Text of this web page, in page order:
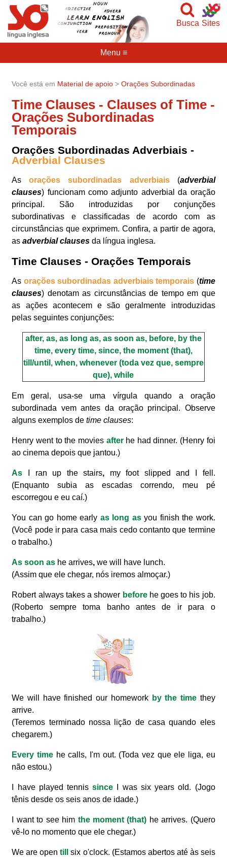
Sites
Busca
Você está em Material de apoio >Orações Subordinadas
Time Clauses - Clauses of Time -
Orações Subordinadas
Temporais
Orações Subordinadas Adverbiais -
Adverbial Clauses
Asorações subordinadas adverbiais(adverbial
clauses) funcionam como adjunto adverbial da oração
principal. São introduzidas por conjunções
subordinativas e classificadas de acordo com as
circunstâncias que exprimem. Confira, a partir de agora,
asadverbial clauses da língua inglesa.
Time Clauses - Orações Temporais
As orações subordinadas adverbiais temporais (time
clauses) denotam as circunstâncias de tempo em que
as ações acontecem e são geralmente introduzidas
pelas seguintes conjunções:
after, as, as long as, as soon as, before, by the
time, every time, since, the moment (that),
till/until, when, whenever (toda vez que, sempre
que), while
Em geral, usa-se uma vírgula quando a oração
subordinada vem antes da oração principal. Observe
alguns exemplos detime clauses:
Henry went to the movies afterhe had dinner. (Henry foi
ao cinema depois que jantou.)
As I ran up the stairs, my foot slipped and I fell.
(Enquanto subia as escadas correndo, meu pé
escorregou e eu caí.)
You can go home early as long asyou finish the work.
(Você pode ir para casa mais cedo contanto que termine
o trabalho.)
As soon as he arrives, we will have lunch.
(Assim que ele chegar, nós iremos almoçar.)
Robert always takes a shower beforehe goes to his job.
(Roberto sempre toma banho antes de ir para o
trabalho.)
We will have finished our homework by the timethey
arrive.
(Teremos terminado nossa lição de casa quando eles
chegarem.)
Every time he calls, I'm out. (Toda vez que ele liga, eu
não estou.)
I have played tennissince I was six years old. (Jogo
tênis desde os seis anos de idade.)
I want to see him the moment (that) he arrives. (Quero
vê-lo no momento que ele chegar.)
We are opentill
six o'clock. (Estamos abertos até às seis